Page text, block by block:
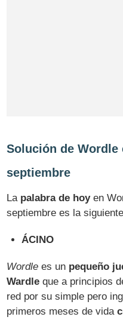
Solución de Wordle
septiembre
La palabra de hoyen
septiembre es la
ÁCINO
Wordle es un pequeño
Wardle que a principios
red por su simple pero
primeros meses de vida